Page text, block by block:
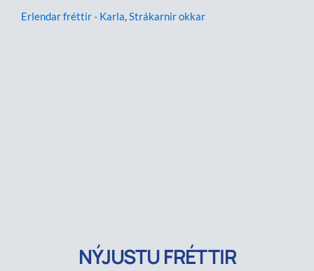
Erlendar fréttir - Karla,Strákarnir okkar
NÝJUSTU FRÉTTIR